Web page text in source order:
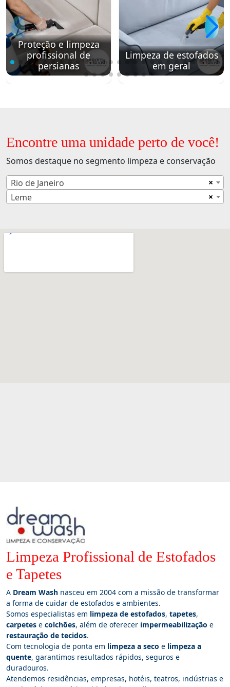
Proteção e limpeza
profissional de
persianas
Limpeza de estofados
em geral
Encontre uma unidade perto de você!
Somos destaque no segmento limpeza e conservação
×
Rio de Janeiro
×
Leme
Limpeza Profissional de Estofados
e Tapetes
A Dream Wash nasceu em 2004 com a missão de transformar
a forma de cuidar de estofados e ambientes.
Somos especialistas em limpeza de estofados, tapetes,
carpetes e colchões, além de oferecer impermeabilização e
restauração de tecidos.
Com tecnologia de ponta em limpeza a seco e limpeza a
quente, garantimos resultados rápidos, seguros e
duradouros.
Atendemos residências, empresas, hotéis, teatros, indústrias e